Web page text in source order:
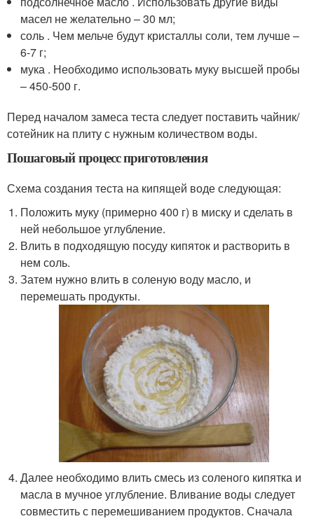
масел не желательно – 30 мл;
соль . Чем мельче будут кристаллы соли, тем лучше –
6-7 г;
мука . Необходимо использовать муку высшей пробы
– 450-500 г.
Перед началом замеса теста следует поставить чайник/
сотейник на плиту с нужным количеством воды.
Пошаговый процесс приготовления
Схема создания теста на кипящей воде следующая:
Положить муку (примерно 400 г) в миску и сделать в
ней небольшое углубление.
Влить в подходящую посуду кипяток и растворить в
нем соль.
Затем нужно влить в соленую воду масло, и
перемешать продукты.
Далее необходимо влить смесь из соленого кипятка и
масла в мучное углубление. Вливание воды следует
совместить с перемешиванием продуктов. Сначала